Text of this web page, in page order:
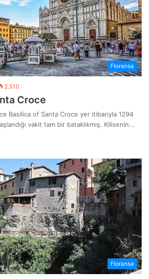
Floransa
2.510
Croce
Basilica of Santa Croce yer itibarıyla 1294
vakit tam bir bataklıkmış. Kilisenin…
Floransa